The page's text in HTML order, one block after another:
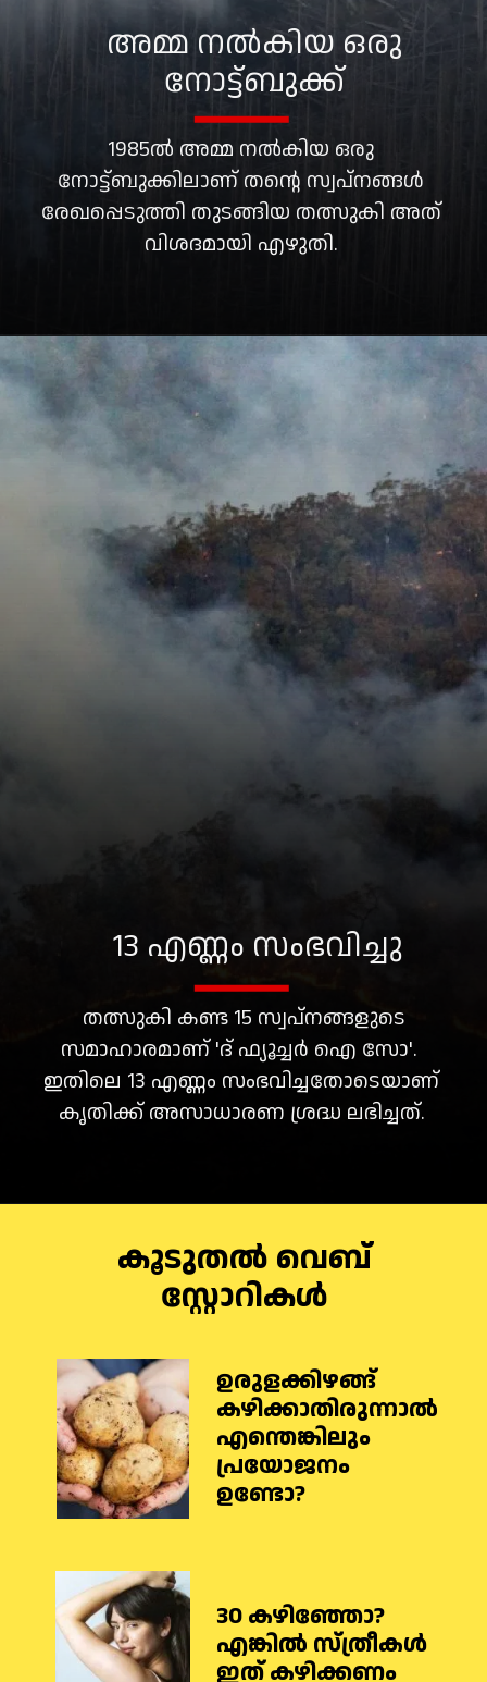
1985ൽ അമ്മ നൽകിയ ഒരു
നോട്ട്ബുക്കിലാണ് തന്റെ സ്വപ്നങ്ങൾ
രേഖപ്പെടുത്തി തുടങ്ങിയ തത്സുകി അത്
അമ്മ നൽകിയ ഒരു
നോട്ട്ബുക്ക്
തത്സുകി കണ്ട 15 സ്വപ്നങ്ങളുടെ
സമാഹാരമാണ് 'ദ് ഫ്യൂച്ചർ ഐ സോ'.
ഇതിലെ 13 എണ്ണം സംഭവിച്ചതോടെയാണ്
കൃതിക്ക് അസാധാരണ ശ്രദ്ധ ലഭിച്ചത്.
13 എണ്ണം സംഭവിച്ചു
കൂടുതൽ വെബ്
സ്റ്റോറികൾ
ഉരുളക്കിഴങ്ങ്
കഴിക്കാതിരുന്നാൽ
എന്തെങ്കിലും
പ്രയോജനം
ഉണ്ടോ?
30 കഴിഞ്ഞോ?
എങ്കില്‍ സ്ത്രീകള്‍
ഇത് കഴിക്കണം